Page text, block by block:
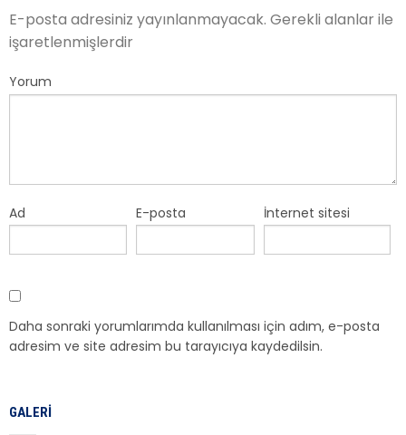
E-posta adresiniz yayınlanmayacak. Gerekli alanlar ile
işaretlenmişlerdir
Yorum
Ad E-posta İnternet sitesi
Daha sonraki yorumlarımda kullanılması için adım, e-posta
adresim ve site adresim bu tarayıcıya kaydedilsin.
GALERI